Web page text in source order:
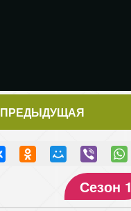
ПРЕДЫДУЩАЯ
Сезон 1